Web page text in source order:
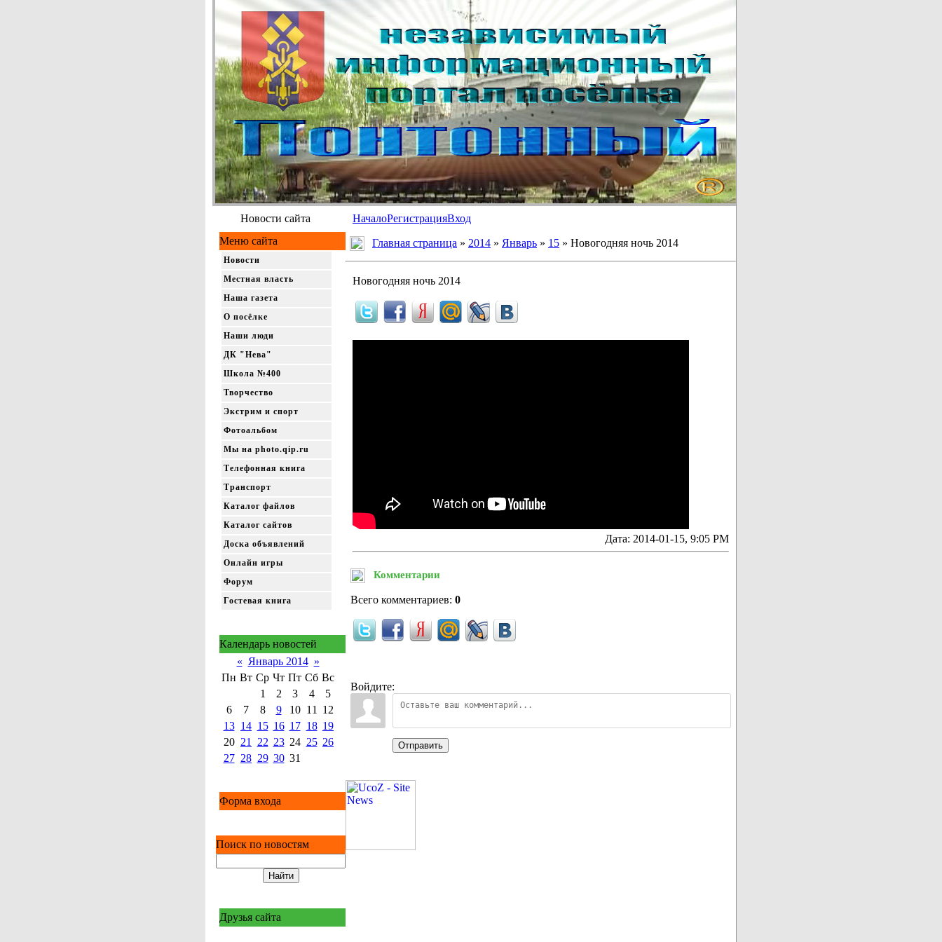
Новости сайта НачалоРегистрацияВход
Меню сайта
Новости
Местная власть
Наша газета
О посёлке
Наши люди
ДК "Нева"
Школа №400
Творчество
Экстрим и спорт
Фотоальбом
Мы на photo.qip.ru
Телефонная книга
Транспорт
Каталог файлов
Каталог сайтов
Доска объявлений
Онлайн игры
Форум
Гостевая книга
Календарь новостей
« Январь 2014 »
Пн Вт Ср Чт Пт Сб Вс
1
2 3 4
5
6
7 8 9 10 11
12
13 14 15 16 17 18 19
20 21 22 23 24 25 26
27 28 29 30 31
Форма входа
Поиск по новостям
Друзья сайта
Главная страница » 2014 » Январь » 15 » Новогодняя ночь 2014
Новогодняя ночь 2014
Дата: 2014-01-15, 9:05 PM
Комментарии
Всего комментариев: 0
Войдите:
Отправить